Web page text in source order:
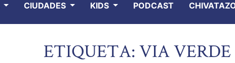
CIUDADES KIDS PODCAST
ETIQUETA: VIA